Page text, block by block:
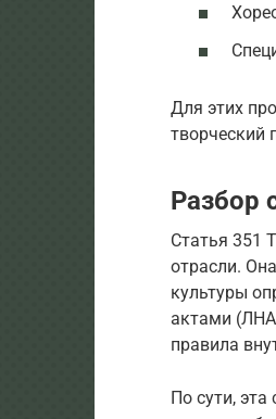
Для этих
творческий
Разбор
Статья 351
отрасли.
культуры
актами
правила
По сути,